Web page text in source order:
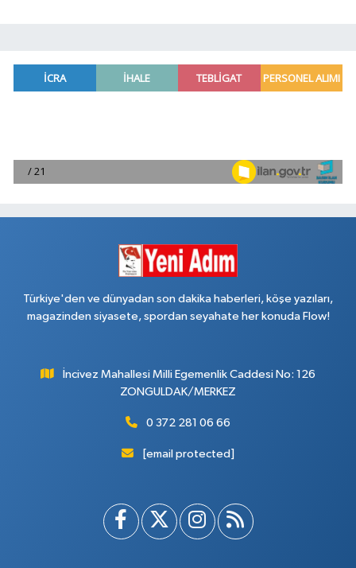
Türkiye'den ve dünyadan son dakika haberleri, köşe yazıları,
magazinden siyasete, spordan seyahate her konuda Flow!
İncivez Mahallesi Milli Egemenlik Caddesi No: 126
ZONGULDAK/MERKEZ
0 372 281 06 66
[email protected]